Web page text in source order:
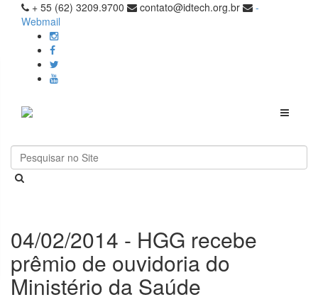
+ 55 (62) 3209.9700 contato@idtech.org.br
-
Webmail
Toggle
04/02/2014 - HGG recebe
prêmio de ouvidoria do
Ministério da Saúde